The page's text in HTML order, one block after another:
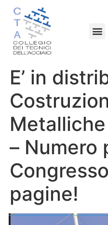
E’ in
– Numero
pagine!